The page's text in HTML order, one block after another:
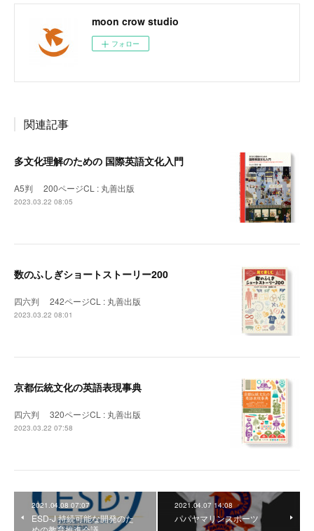
moon crow studio
フォロー
関連記事
多文化理解のための 国際英語文化入門
A5判 200ページCL : 丸善出版
2023.03.22 08:05
数のふしぎショートストーリー200
四六判 242ページCL : 丸善出版
2023.03.22 08:01
京都伝統文化の英語表現事典
四六判 320ページCL : 丸善出版
2023.03.22 07:58
2021.04.08 07:07
ESD-J 持続可能な開発のた
2021.04.07 14:08
パパヤマリンスポーツ